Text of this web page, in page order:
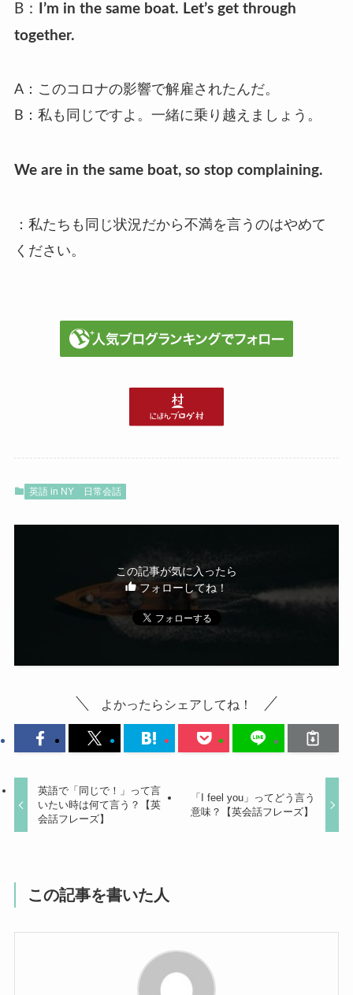
B：
I’m in the same boat. Let’s get through
together.
A：このコロナの影響で解雇されたんだ。
B ：私も同じですよ。一緒に乗り越えましょう。
We are in the same boat, so stop complaining.
：私たちも同じ状況だから不満を言うのはやめて
ください。
英語 in NY 日常会話
この記事が気に入ったら
フォローしてね！
よかったらシェアしてね！
英語で「同じで！」って言
いたい時は何て言う？【英
会話フレーズ】
「I feel you」ってどう言う
意味？【英会話フレーズ】
この記事を書いた人